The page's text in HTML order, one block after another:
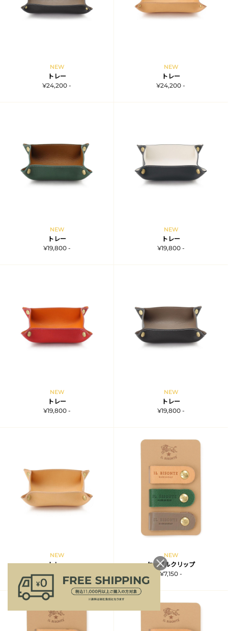
NEW
トレー
¥24,200 -
NEW
トレー
¥24,200 -
NEW
トレー
¥19,800 -
NEW
トレー
¥19,800 -
NEW
トレー
¥19,800 -
NEW
トレー
¥19,800 -
NEW
トレー
¥19,800 -
NEW
ケーブルクリップ
¥7,150 -